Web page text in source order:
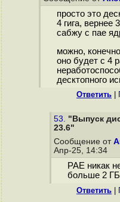
просто это
4 гига, вернее
сабжу с пае
можно,
оно будет с 4
десктопного
Ответить
53. "Выпуск
23.6"
Сообщение от
Апр-25, 14:34
PAE никак
больше 2 ГБ
Ответить